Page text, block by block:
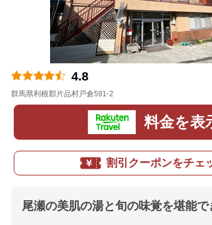
4.8
群馬県利根郡片品村戸倉591-2
料金を表
割引クーポンをチェ
尾瀬の美肌の湯と旬の味覚を堪能で